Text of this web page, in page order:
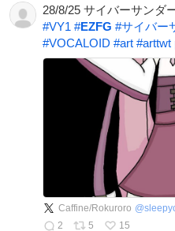
28/8/25 サイバーサンダ
#VY1 #EZFG #サイバー
#VOCALOID #art #arttwt
Caffine/Rokuroro @
2
5 15